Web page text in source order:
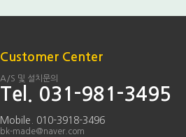
Customer Center
A/S 및 설치문의
Tel. 031-981-3495
Mobile. 010-3918-3496
bk-made@naver.com